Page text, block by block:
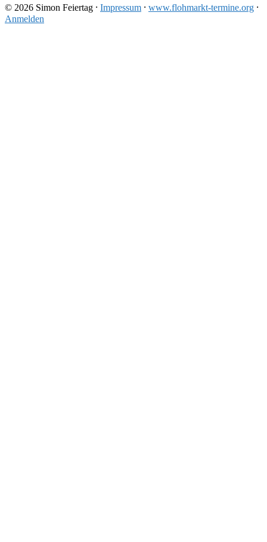
© 2026 Simon Feiertag ⸱ Impressum ⸱ www.flohmarkt-termine.org ⸱
Anmelden